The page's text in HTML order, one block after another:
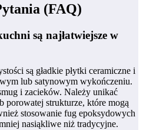
(FAQ)
są najłatwiejsze w
są gładkie płytki ceramiczne i
lub satynowym wykończeniu.
i zacieków. Należy unikać
porowatej strukturze, które mogą
stosowanie fug epoksydowych
nasiąkliwe niż tradycyjne.